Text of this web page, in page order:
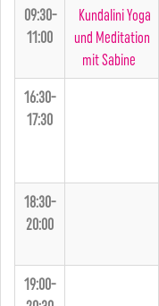
09:30-
11:00
Kundalini Yoga
und Meditation
mit Sabine
16:30-
17:30
18:30-
20:00
19:00-